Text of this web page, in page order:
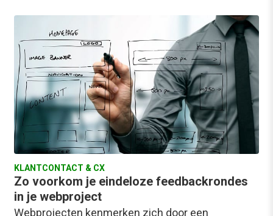
KLANTCONTACT & CX
Zo voorkom je eindeloze feedbackrondes
in je webproject
Webprojecten kenmerken zich door een